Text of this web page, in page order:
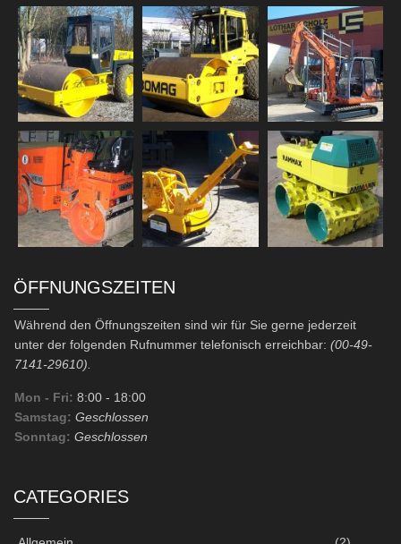
ÖFFNUNGSZEITEN
Während den Öffnungszeiten sind wir für Sie gerne jederzeit
unter der folgenden Rufnummer telefonisch erreichbar: (00-49-
7141-29610).
Mon - Fri: 8:00 - 18:00
Samstag: Geschlossen
Sonntag: Geschlossen
CATEGORIES